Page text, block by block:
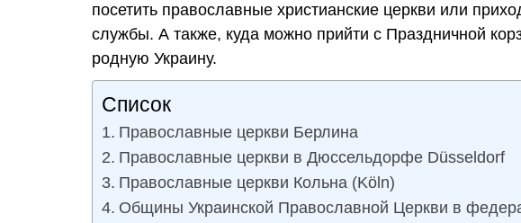
посетить православные христианские церкви или
службы. А также, куда можно прийти с Праздничной
родную Украину.
Список
Православные церкви Берлина
Православные церкви в Дюссельдорфе Düsseldorf
Православные церкви Кольна (Köln)
Общины Украинской Православной Церкви в